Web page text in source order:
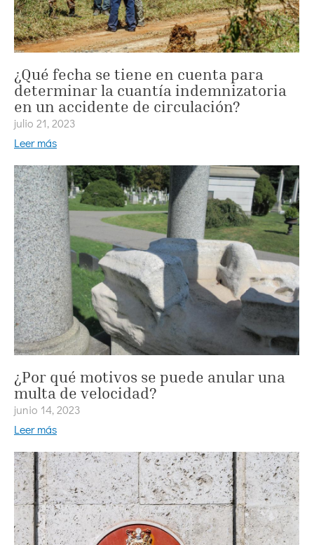
¿Qué fecha se tiene en cuenta para
determinar la cuantía indemnizatoria
en un accidente de circulación?
julio 21, 2023
Leer más
¿Por qué motivos se puede anular una
multa de velocidad?
junio 14, 2023
Leer más